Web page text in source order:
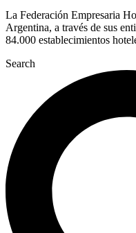
La Federación Empresaria
Argentina, a través de sus
84.000 establecimientos
Search